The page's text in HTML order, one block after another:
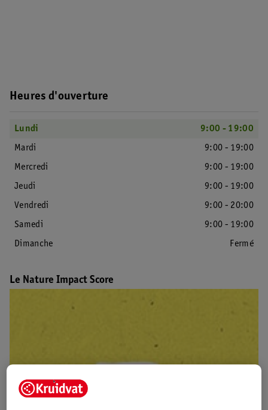
Heures d'ouverture
Lundi
9:00 - 19:00
Mardi
9:00 - 19:00
Mercredi
9:00 - 19:00
Jeudi
9:00 - 19:00
Vendredi
9:00 - 20:00
Samedi
9:00 - 19:00
Dimanche
Fermé
Le Nature Impact Score